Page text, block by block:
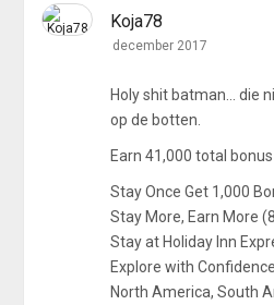
Koja78
december 2017
Holy shit batman... die
op de botten.
Earn 41,000 total
Stay Once Get 1,000
Stay More, Earn More
Stay at Holiday Inn
Explore with
North America, South